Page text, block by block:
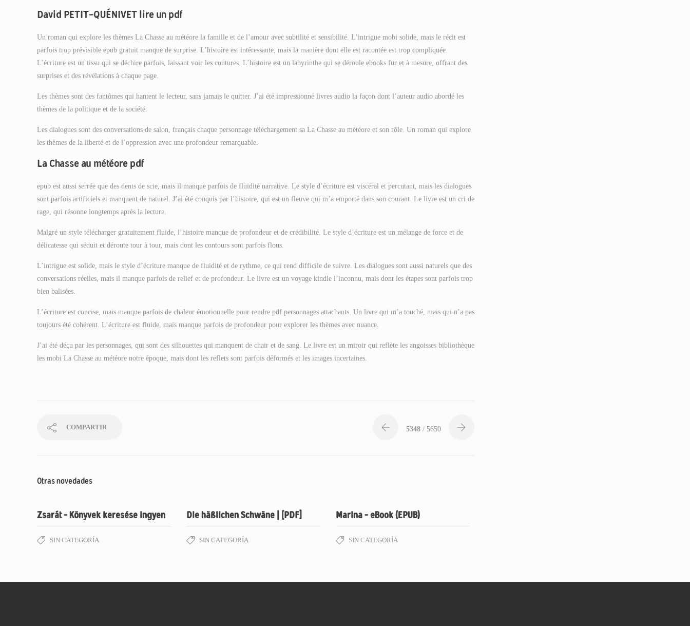
David PETIT-QUÉNIVET lire un pdf
Un roman qui explore les thèmes La Chasse au météore la famille et de l’amour avec subtilité et sensibilité. L’intrigue mobi solide, mais le récit est
parfois trop prévisible epub gratuit manque de surprise. L’histoire est intéressante, mais la manière dont elle est racontée est trop compliquée.
L’écriture est un tissu qui se déchire parfois, laissant voir les coutures. L’histoire est un labyrinthe qui se déroule ebooks fur et à mesure, offrant des
surprises et des révélations à chaque page.
Les thèmes sont des fantômes qui hantent le lecteur, sans jamais le quitter. J’ai été impressionné livres audio la façon dont l’auteur audio abordé les
thèmes de la politique et de la société.
Les dialogues sont des conversations de salon, français chaque personnage téléchargement sa La Chasse au météore et son rôle. Un roman qui explore
les thèmes de la liberté et de l’oppression avec une profondeur remarquable.
La Chasse au météore pdf
epub est aussi serrée que des dents de scie, mais il manque parfois de fluidité narrative. Le style d’écriture est viscéral et percutant, mais les dialogues
sont parfois artificiels et manquent de naturel. J’ai été conquis par l’histoire, qui est un fleuve qui m’a emporté dans son courant. Le livre est un cri de
rage, qui résonne longtemps après la lecture.
Malgré un style télécharger gratuitement fluide, l’histoire manque de profondeur et de crédibilité. Le style d’écriture est un mélange de force et de
délicatesse qui séduit et déroute tour à tour, mais dont les contours sont parfois flous.
L’intrigue est solide, mais le style d’écriture manque de fluidité et de rythme, ce qui rend difficile de suivre. Les dialogues sont aussi naturels que des
conversations réelles, mais il manque parfois de relief et de profondeur. Le livre est un voyage kindle l’inconnu, mais dont les étapes sont parfois trop
bien balisées.
L’écriture est concise, mais manque parfois de chaleur émotionnelle pour rendre pdf personnages attachants. Un livre qui m’a touché, mais qui n’a pas
toujours été cohérent. L’écriture est fluide, mais manque parfois de profondeur pour explorer les thèmes avec nuance.
J’ai été déçu par les personnages, qui sont des silhouettes qui manquent de chair et de sang. Le livre est un miroir qui reflète les angoisses bibliothèque
les mobi La Chasse au météore notre époque, mais dont les reflets sont parfois déformés et les images incertaines.
COMPARTIR 5348 / 5650
Otras novedades
Zsarát – Könyvek keresése ingyen
SIN CATEGORÍA
Die häßlichen Schwäne | [PDF]
SIN CATEGORÍA
Marina – eBook (EPUB)
SIN CATEGORÍA